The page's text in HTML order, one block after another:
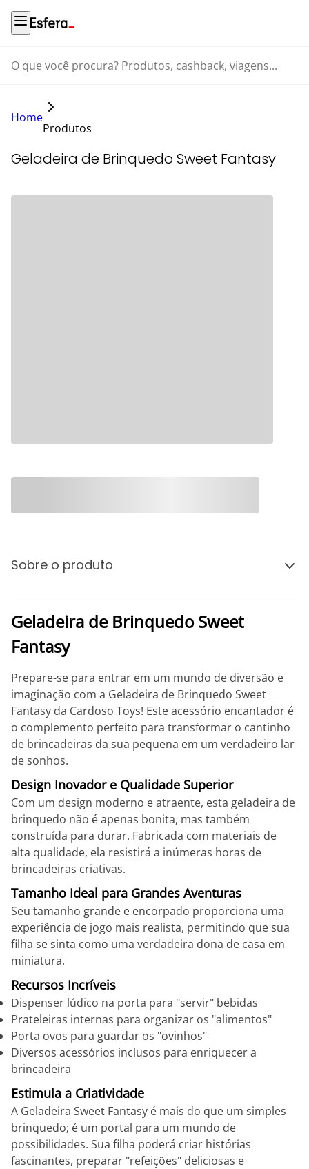
O que você procura? Produtos, cashback, viagens...
Home
Produtos
Geladeira de Brinquedo Sweet Fantasy
Sobre o produto
Geladeira de Brinquedo Sweet
Fantasy
Prepare-se para entrar em um mundo de diversão e
imaginação com a Geladeira de Brinquedo Sweet
Fantasy da Cardoso Toys! Este acessório encantador é
o complemento perfeito para transformar o cantinho
de brincadeiras da sua pequena em um verdadeiro lar
de sonhos.
Design Inovador e Qualidade Superior
Com um design moderno e atraente, esta geladeira de
brinquedo não é apenas bonita, mas também
construída para durar. Fabricada com materiais de
alta qualidade, ela resistirá a inúmeras horas de
brincadeiras criativas.
Tamanho Ideal para Grandes Aventuras
Seu tamanho grande e encorpado proporciona uma
experiência de jogo mais realista, permitindo que sua
filha se sinta como uma verdadeira dona de casa em
miniatura.
Recursos Incríveis
Dispenser lúdico na porta para "servir" bebidas
Prateleiras internas para organizar os "alimentos"
Porta ovos para guardar os "ovinhos"
Diversos acessórios inclusos para enriquecer a
brincadeira
Estimula a Criatividade
A Geladeira Sweet Fantasy é mais do que um simples
brinquedo; é um portal para um mundo de
possibilidades. Sua filha poderá criar histórias
fascinantes, preparar "refeições" deliciosas e